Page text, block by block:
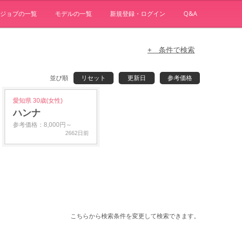
ジョブの一覧 モデルの一覧 新規登録・ログイン Q&A
+ 条件で検索
並び順 リセット 更新日 参考価格
愛知県 30歳(女性)
ハンナ
参考価格：8,000円～
2662日前
こちらから検索条件を変更して検索できます。